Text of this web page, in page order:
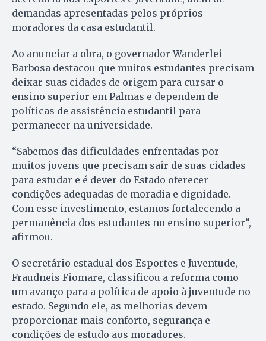
demandas apresentadas pelos próprios
moradores da casa estudantil.
Ao anunciar a obra, o governador Wanderlei
Barbosa destacou que muitos estudantes precisam
deixar suas cidades de origem para cursar o
ensino superior em Palmas e dependem de
políticas de assistência estudantil para
permanecer na universidade.
“Sabemos das dificuldades enfrentadas por
muitos jovens que precisam sair de suas cidades
para estudar e é dever do Estado oferecer
condições adequadas de moradia e dignidade.
Com esse investimento, estamos fortalecendo a
permanência dos estudantes no ensino superior”,
afirmou.
O secretário estadual dos Esportes e Juventude,
Fraudneis Fiomare, classificou a reforma como
um avanço para a política de apoio à juventude no
estado. Segundo ele, as melhorias devem
proporcionar mais conforto, segurança e
condições de estudo aos moradores.